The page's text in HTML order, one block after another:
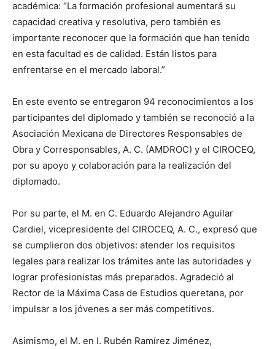
académica: “La formación profesional aumentará su
capacidad creativa y resolutiva, pero también es
importante reconocer que la formación que han tenido
en esta facultad es de calidad. Están listos para
enfrentarse en el mercado laboral.”
En este evento se entregaron 94 reconocimientos a los
participantes del diplomado y también se reconoció a la
Asociación Mexicana de Directores Responsables de
Obra y Corresponsables, A. C. (AMDROC) y el CIROCEQ,
por su apoyo y colaboración para la realización del
diplomado.
Por su parte, el M. en C. Eduardo Alejandro Aguilar
Cardiel, vicepresidente del CIROCEQ, A. C., expresó que
se cumplieron dos objetivos: atender los requisitos
legales para realizar los trámites ante las autoridades y
lograr profesionistas más preparados. Agradeció al
Rector de la Máxima Casa de Estudios queretana, por
impulsar a los jóvenes a ser más competitivos.
Asimismo, el M. en I. Rubén Ramírez Jiménez,